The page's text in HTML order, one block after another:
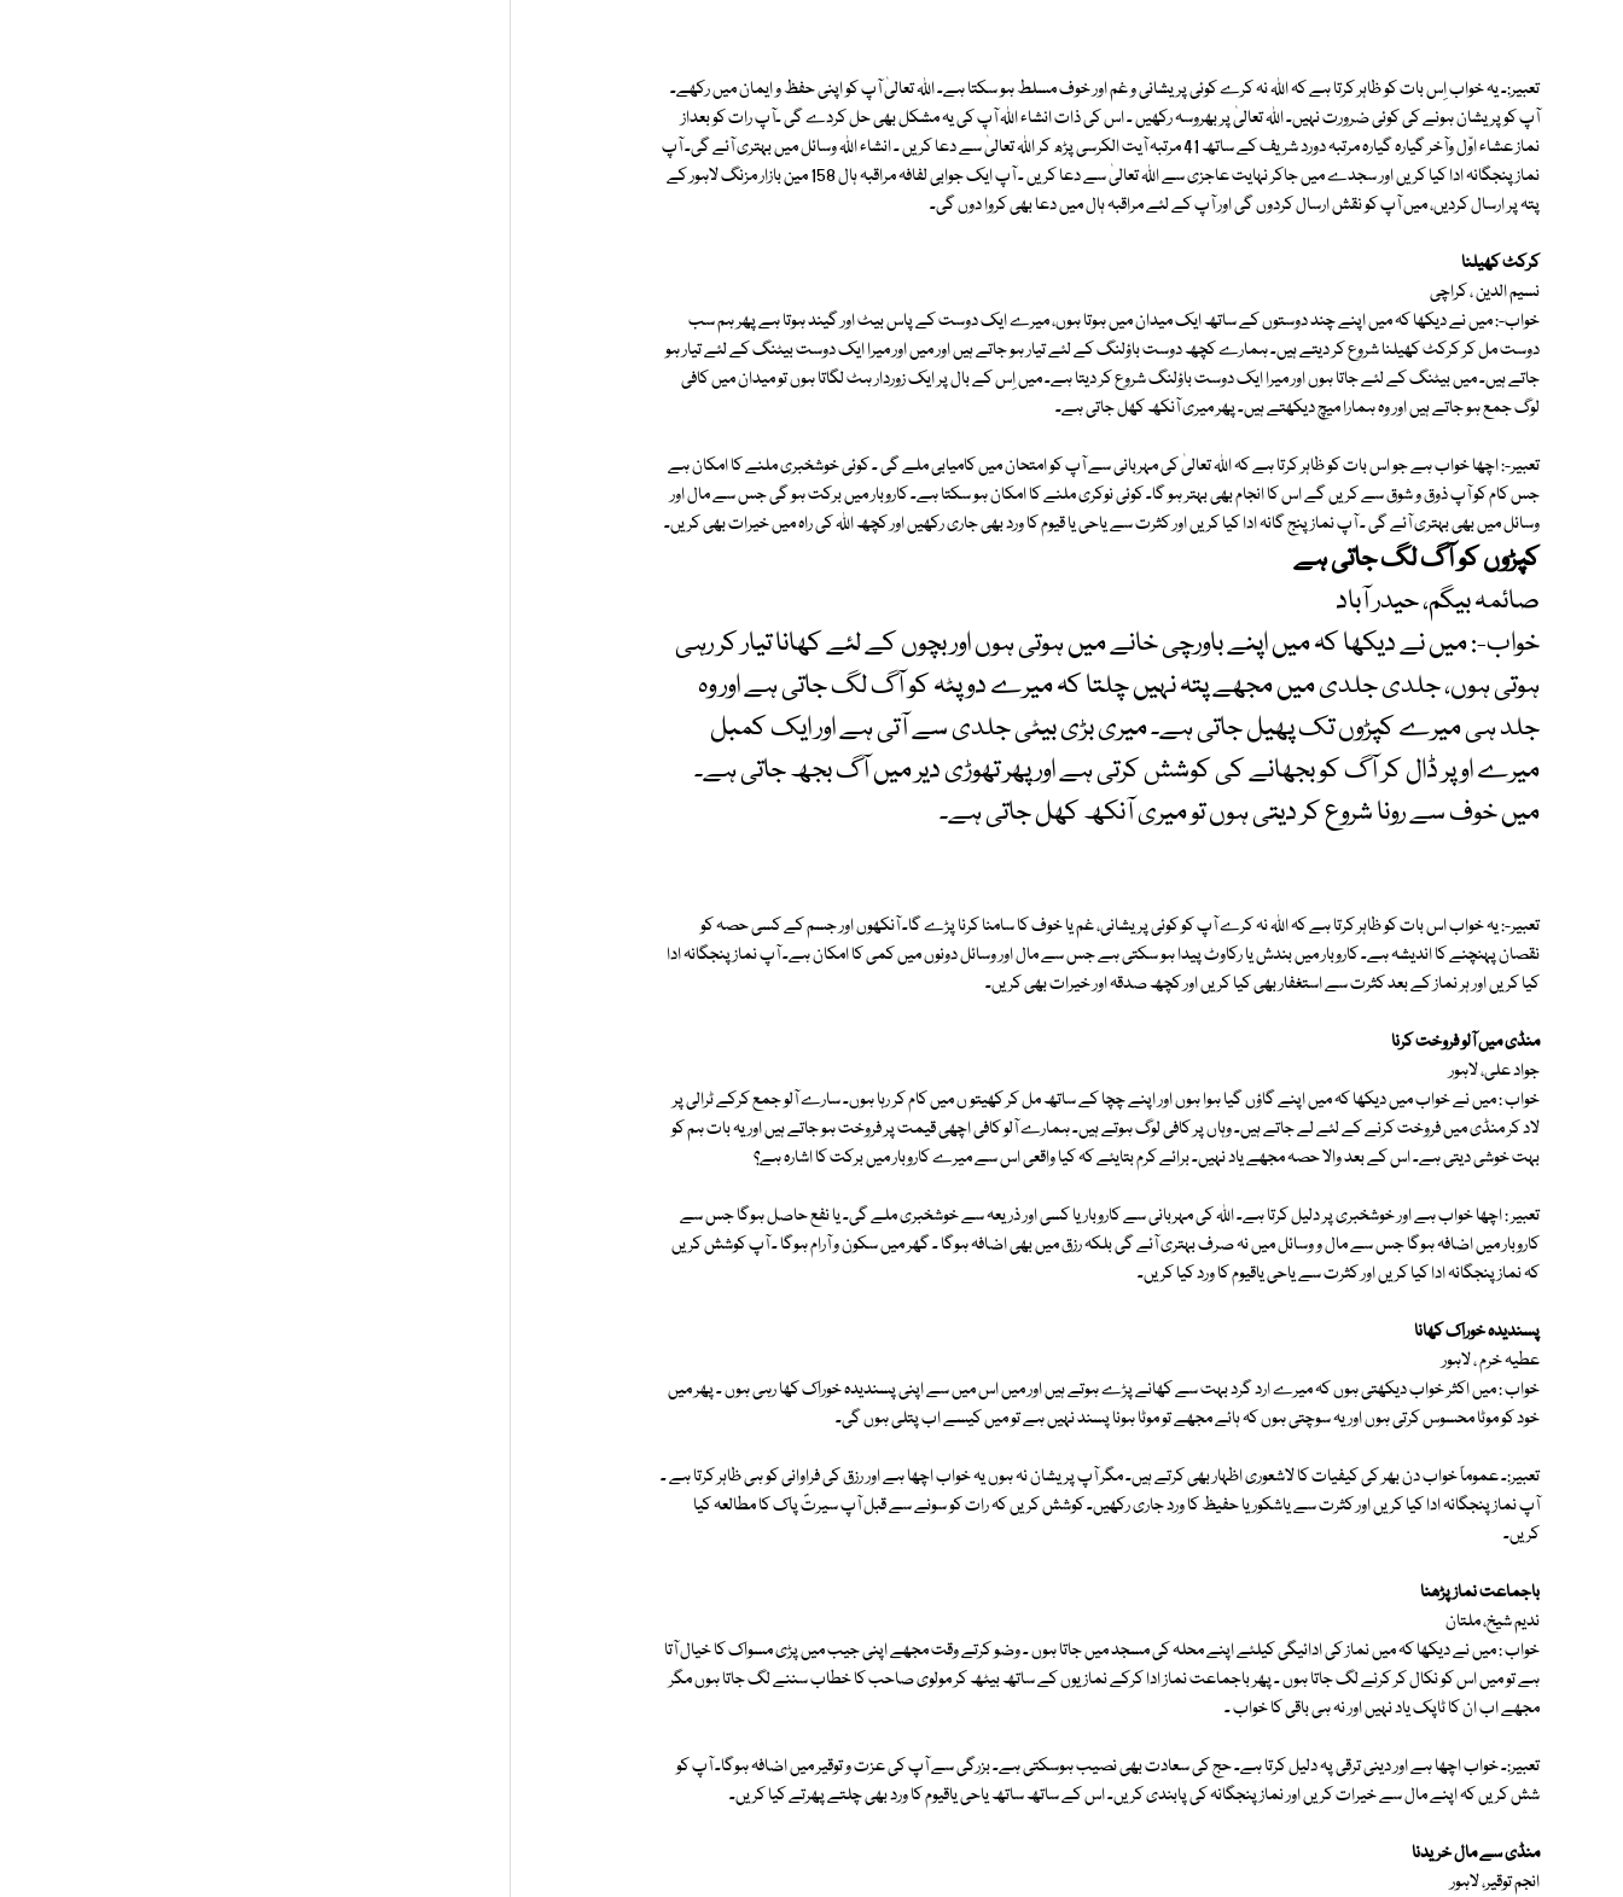
تعبیر:۔ یہ خواب اِس بات کو ظاہر کرتا ہے کہ اللہ نہ کرے کوئی پریشانی و غم اور خوف مسلط ہو سکتا ہے۔ اللہ تعالیٰ آپ کو اپنی حفظ و ایمان میں رکھے۔
آپ کو پریشان ہونے کی کوئی ضرورت نہیں۔ اللہ تعالیٰ پر بھروسہ رکھیں ۔ اس کی ذات انشاء اللہ آپ کی یہ مشکل بھی حل کردے گی ۔آپ رات کو بعداز
نماز عشاء اوّل وآخر گیارہ گیارہ مرتبہ دورد شریف کے ساتھ 41 مرتبہ آیت الکرسی پڑھ کر اللہ تعالیٰ سے دعا کریں ۔ انشاء اللہ وسائل میں بہتری آئے گی۔ آپ
نماز پنجگانہ ادا کیا کریں اور سجدے میں جاکر نہایت عاجزی سے اللہ تعالیٰ سے دعا کریں ۔ آپ ایک جوابی لفافہ مراقبہ ہال 158 مین بازار مزنگ لاہور کے
پتہ پر ارسال کردیں، میں آپ کو نقش ارسال کردوں گی اور آپ کے لئے مراقبہ ہال میں دعا بھی کروا دوں گی۔
کرکٹ کھیلنا
نسیم الدین ، کراچی
خواب-: میں نے دیکھا کہ میں اپنے چند دوستوں کے ساتھ ایک میدان میں ہوتا ہوں، میرے ایک دوست کے پاس بیٹ اور گیند ہوتا ہے پھر ہم سب
دوست مل کر کرکٹ کھیلنا شروع کر دیتے ہیں۔ ہمارے کچھ دوست باؤلنگ کے لئے تیار ہو جاتے ہیں اور میں اور میرا ایک دوست بیٹنگ کے لئے تیار ہو
جاتے ہیں۔ میں بیٹنگ کے لئے جاتا ہوں اور میرا ایک دوست باؤلنگ شروع کر دیتا ہے۔ میں اِس کے بال پر ایک زوردار ہٹ لگاتا ہوں تو میدان میں کافی
لوگ جمع ہو جاتے ہیں اور وہ ہمارا میچ دیکھتے ہیں۔ پھر میری آنکھ کھل جاتی ہے۔
تعبیر-: اچھا خواب ہے جو اس بات کو ظاہر کرتا ہے کہ اللہ تعالیٰ کی مہربانی سے آپ کو امتحان میں کامیابی ملے گی ۔ کوئی خوشخبری ملنے کا امکان ہے
جس کام کو آپ ذوق و شوق سے کریں گے اس کا انجام بھی بہتر ہو گا۔ کوئی نوکری ملنے کا امکان ہو سکتا ہے۔ کاروبار میں برکت ہو گی جس سے مال اور
وسائل میں بھی بہتری آئے گی ۔ آپ نماز پنج گانہ ادا کیا کریں اور کثرت سے یاحی یا قیوم کا ورد بھی جاری رکھیں اور کچھ اللہ کی راہ میں خیرات بھی کریں۔
کپڑوں کو آگ لگ جاتی ہے
صائمہ بیگم، حیدر آباد
خواب-: میں نے دیکھا کہ میں اپنے باورچی خانے میں ہوتی ہوں اور بچوں کے لئے کھانا تیار کر رہی
ہوتی ہوں، جلدی جلدی میں مجھے پتہ نہیں چلتا کہ میرے دوپٹہ کو آگ لگ جاتی ہے اور وہ
جلد ہی میرے کپڑوں تک پھیل جاتی ہے۔ میری بڑی بیٹی جلدی سے آتی ہے اور ایک کمبل
میرے اوپر ڈال کر آگ کو بجھانے کی کوشش کرتی ہے اور پھر تھوڑی دیر میں آگ بجھ جاتی ہے۔
میں خوف سے رونا شروع کر دیتی ہوں تو میری آنکھ کھل جاتی ہے۔
تعبیر-: یہ خواب اس بات کو ظاہر کرتا ہے کہ اللہ نہ کرے آپ کو کوئی پریشانی، غم یا خوف کا سامنا کرنا پڑے گا۔ آنکھوں اور جسم کے کسی حصہ کو
نقصان پہنچنے کا اندیشہ ہے۔ کاروبار میں بندش یا رکاوٹ پیدا ہو سکتی ہے جس سے مال اور وسائل دونوں میں کمی کا امکان ہے۔ آپ نماز پنجگانہ ادا
کیا کریں اور ہر نماز کے بعد کثرت سے استغفار بھی کیا کریں اور کچھ صدقہ اور خیرات بھی کریں۔
منڈی میں آلو فروخت کرنا
جواد علی، لاہور
خواب : میں نے خواب میں دیکھا کہ میں اپنے گاؤں گیا ہوا ہوں اور اپنے چچا کے ساتھ مل کر کھیتو ں میں کام کر رہا ہوں۔ سارے آلو جمع کرکے ٹرالی پر
لاد کر منڈی میں فروخت کرنے کے لئے لے جاتے ہیں۔ وہاں پر کافی لوگ ہوتے ہیں۔ ہمارے آلو کافی اچھی قیمت پر فروخت ہو جاتے ہیں اور یہ بات ہم کو
بہت خوشی دیتی ہے۔ اس کے بعد والا حصہ مجھے یاد نہیں۔ برائے کرم بتایئے کہ کیا واقعی اس سے میرے کاروبار میں برکت کا اشارہ ہے؟
تعبیر : اچھا خواب ہے اور خوشخبری پر دلیل کرتا ہے۔ اللہ کی مہربانی سے کاروبار یا کسی اور ذریعہ سے خوشخبری ملے گی۔ یا نفع حاصل ہوگا جس سے
کاروبار میں اضافہ ہوگا جس سے مال و وسائل میں نہ صرف بہتری آئے گی بلکہ رزق میں بھی اضافہ ہوگا ۔ گھر میں سکون و آرام ہوگا ۔ آپ کوشش کریں
کہ نماز پنجگانہ ادا کیا کریں اور کثرت سے یاحی یاقیوم کا ورد کیا کریں۔
پسندیدہ خوراک کھانا
عطیہ خرم ، لاہور
خواب : میں اکثر خواب دیکھتی ہوں کہ میرے ارد گرد بہت سے کھانے پڑے ہوتے ہیں اور میں اس میں سے اپنی پسندیدہ خوراک کھا رہی ہوں ۔ پھر میں
خود کو موٹا محسوس کرتی ہوں اور یہ سوچتی ہوں کہ ہائے مجھے تو موٹا ہونا پسند نہیں ہے تو میں کیسے اب پتلی ہوں گی۔
تعبیر:۔ عموماً خواب دن بھر کی کیفیات کا لاشعوری اظہار بھی کرتے ہیں۔ مگر آپ پریشان نہ ہوں یہ خواب اچھا ہے اور رزق کی فراوانی کو ہی ظاہر کرتا ہے ۔
آپ نماز پنجگانہ ادا کیا کریں اور کثرت سے یاشکور یا حفیظ کا ورد جاری رکھیں۔ کوشش کریں کہ رات کو سونے سے قبل آپ سیرتؐ پاک کا مطالعہ کیا
کریں۔
باجماعت نماز پڑھنا
ندیم شیخ، ملتان
خواب : میں نے دیکھا کہ میں نماز کی ادائیگی کیلئے اپنے محلہ کی مسجد میں جاتا ہوں ۔ وضو کرتے وقت مجھے اپنی جیب میں پڑی مسواک کا خیال آتا
ہے تو میں اس کو نکال کر کرنے لگ جاتا ہوں ۔ پھر باجماعت نماز ادا کرکے نمازیوں کے ساتھ بیٹھ کر مولوی صاحب کا خطاب سننے لگ جاتا ہوں مگر
مجھے اب ان کا ٹاپک یاد نہیں اور نہ ہی باقی کا خواب ۔
تعبیر:۔ خواب اچھا ہے اور دینی ترقی پہ دلیل کرتا ہے۔ حج کی سعادت بھی نصیب ہوسکتی ہے۔ بزرگی سے آپ کی عزت و توقیر میں اضافہ ہوگا۔ آپ کو
شش کریں کہ اپنے مال سے خیرات کریں اور نماز پنجگانہ کی پابندی کریں۔ اس کے ساتھ ساتھ یاحی یاقیوم کا ورد بھی چلتے پھرتے کیا کریں۔
منڈی سے مال خریدنا
انجم توقیر، لاہور